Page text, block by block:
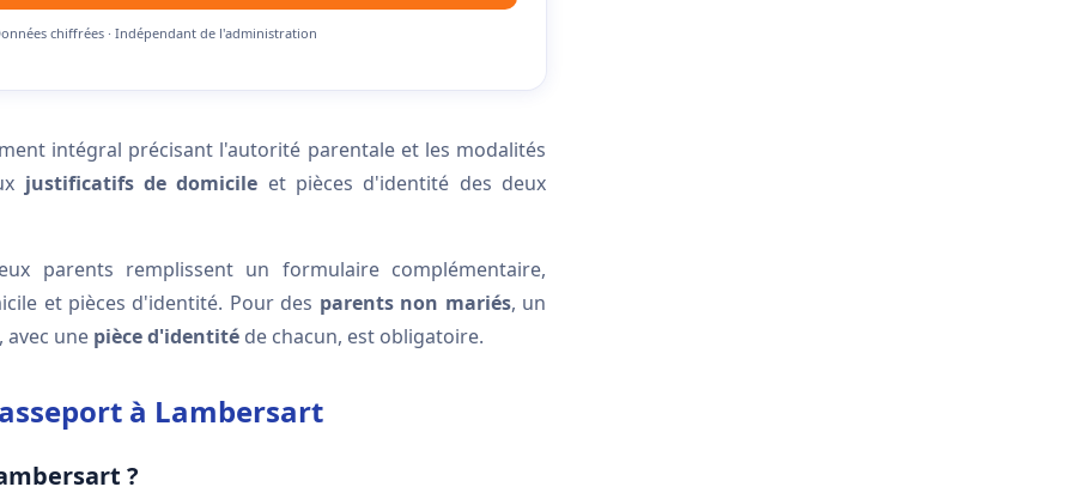
chiffrées · Indépendant de l'administration
intégral précisant l'autorité parentale et les modalités
justificatifs de domicile et pièces d'identité des deux
parents remplissent un formulaire complémentaire,
et pièces d'identité. Pour des parents non mariés, un
une pièce d'identité de chacun, est obligatoire.
à Lambersart
?